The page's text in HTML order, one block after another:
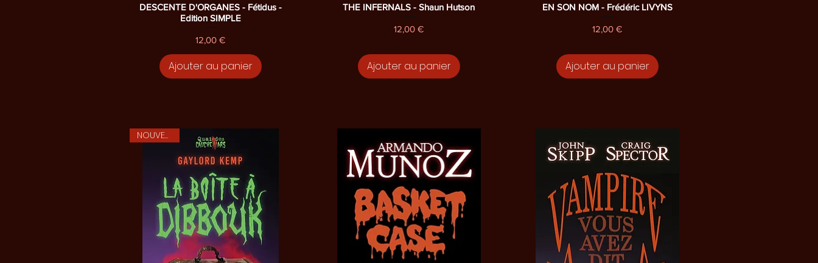
Aperçu rapide
DESCENTE D'ORGANES - Fétidus -
Edition SIMPLE
Prix
12,00 €
Ajouter au panier
Aperçu rapide
THE INFERNALS - Shaun Hutson
Prix
12,00 €
Ajouter au panier
Aperçu rapide
EN SON NOM - Frédéric LIVYNS
Prix
12,00 €
Ajouter au panier
NOUVEAUTE